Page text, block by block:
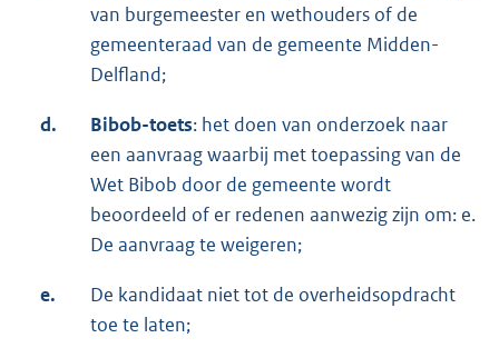
van burgemeester en wethouders of de
gemeenteraad van de gemeente Midden-
Delfland;
d. Bibob-toets: het doen van onderzoek naar
een aanvraag waarbij met toepassing van de
Wet Bibob door de gemeente wordt
beoordeeld of er redenen aanwezig zijn om: e.
De aanvraag te weigeren;
e.
De kandidaat niet tot de overheidsopdracht
toe te laten;